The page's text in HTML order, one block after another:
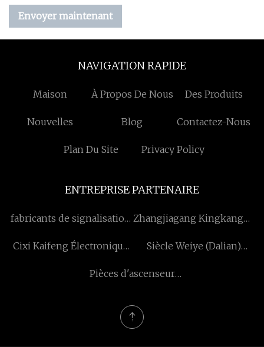
Envoyer maintenant
NAVIGATION RAPIDE
Maison À Propos De Nous Des Produits
Nouvelles Blog Contactez-Nous
Plan Du Site Privacy Policy
ENTREPRISE PARTENAIRE
fabricants de signalisation Zhangjiagang Kingkangda
Cixi Kaifeng Électronique
Siècle Weiye (Dalian)
Co., Ltd.
Pièces d'ascenseur